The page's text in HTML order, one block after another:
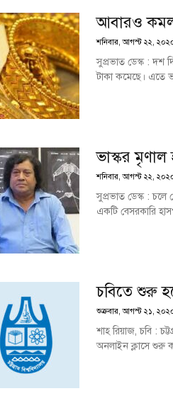
আবারও
শনিবার, আগস্ট ২২,
সুপ্রভাত ডেস্ক : দশ
টাকা কমেছে। এতে
ভাস্কর
শনিবার, আগস্ট ২২,
সুপ্রভাত ডেস্ক : চলে
একটি বেসরকারি
চবিতে শুরু
শুক্রবার, আগস্ট ২১,
শাহ রিয়াজ, চবি :
অনলাইন ক্লাসে শুরু